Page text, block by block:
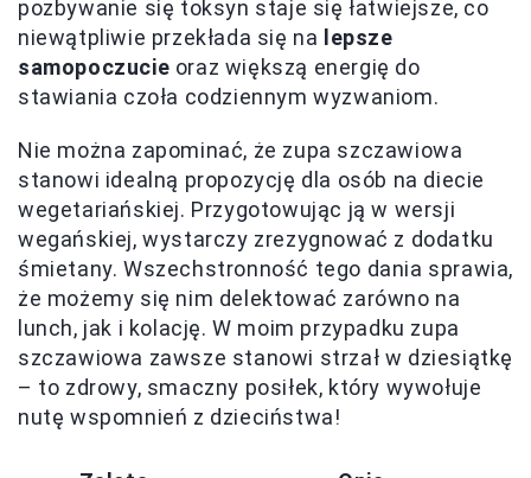
pozbywanie się toksyn staje się łatwiejsze, co
niewątpliwie przekłada się na
lepsze
samopoczucie oraz większą energię do
stawiania czoła codziennym wyzwaniom.
Nie można zapominać, że zupa szczawiowa
stanowi idealną propozycję dla osób na diecie
wegetariańskiej. Przygotowując ją w wersji
wegańskiej, wystarczy zrezygnować z dodatku
śmietany. Wszechstronność tego dania sprawia,
że możemy się nim delektować zarówno na
lunch, jak i kolację. W moim przypadku zupa
szczawiowa zawsze stanowi strzał w dziesiątkę
– to zdrowy, smaczny posiłek, który wywołuje
nutę wspomnień z dzieciństwa!